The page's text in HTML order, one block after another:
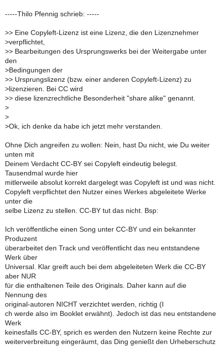
-----Thilo Pfennig schrieb: -----
>> Eine Copyleft-Lizenz ist eine Lizenz, die den Lizenznehmer
>verpflichtet,
>> Bearbeitungen des Ursprungswerks bei der Weitergabe unter
den
>Bedingungen der
>> Ursprungslizenz (bzw. einer anderen Copyleft-Lizenz) zu
>lizenzieren. Bei CC wird
>> diese lizenzrechtliche Besonderheit "share alike" genannt.
>
>
>Ok, ich denke da habe ich jetzt mehr verstanden.
Ohne Dich angreifen zu wollen: Nein, hast Du nicht, wie Du weiter
unten mit
Deinem Verdacht CC-BY sei Copyleft eindeutig belegst.
Tausendmal wurde hier
mitlerweile absolut korrekt dargelegt was Copyleft ist und was nicht.
Copyleft verpflichtet den Nutzer eines Werkes abgeleitete Werke
unter die
selbe Lizenz zu stellen. CC-BY tut das nicht. Bsp:
Ich veröffentliche einen Song unter CC-BY und ein bekannter
Produzent
überarbeitet den Track und veröffentlicht das neu entstandene
Werk über
Universal. Klar greift auch bei dem abgeleiteten Werk die CC-BY
aber NUR
für die enthaltenen Teile des Originals. Daher kann auf die
Nennung des
original-autoren NICHT verzichtet werden, richtig (I
ch werde also im Booklet erwähnt). Jedoch ist das neu entstandene
Werk
keinesfalls CC-BY, sprich es werden den Nutzern keine Rechte zur
weiterverbreitung eingeräumt, das Ding genießt den Urheberschutz